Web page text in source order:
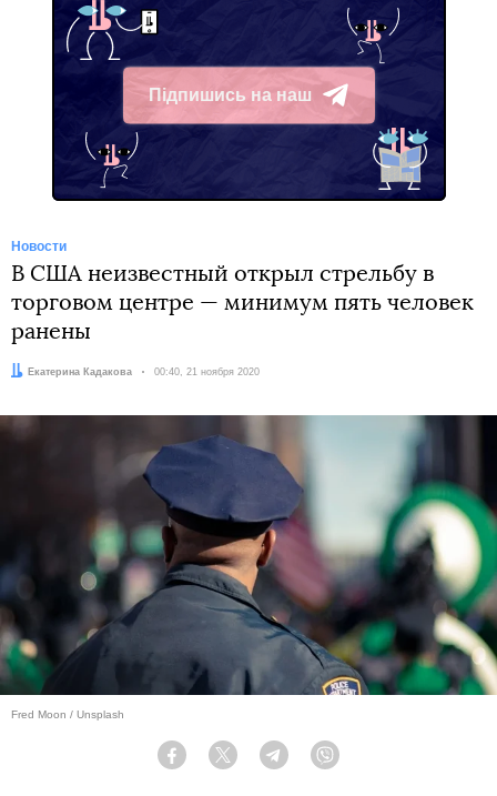
Підпишись на наш
Telegram
Новости
В США неизвестный открыл стрельбу в
торговом центре — минимум пять человек
ранены
Автор:Екатерина Кадакова Дата:
00:40, 21 ноября 2020
Fred Moon / Unsplash
Facebook Twitter Telegram